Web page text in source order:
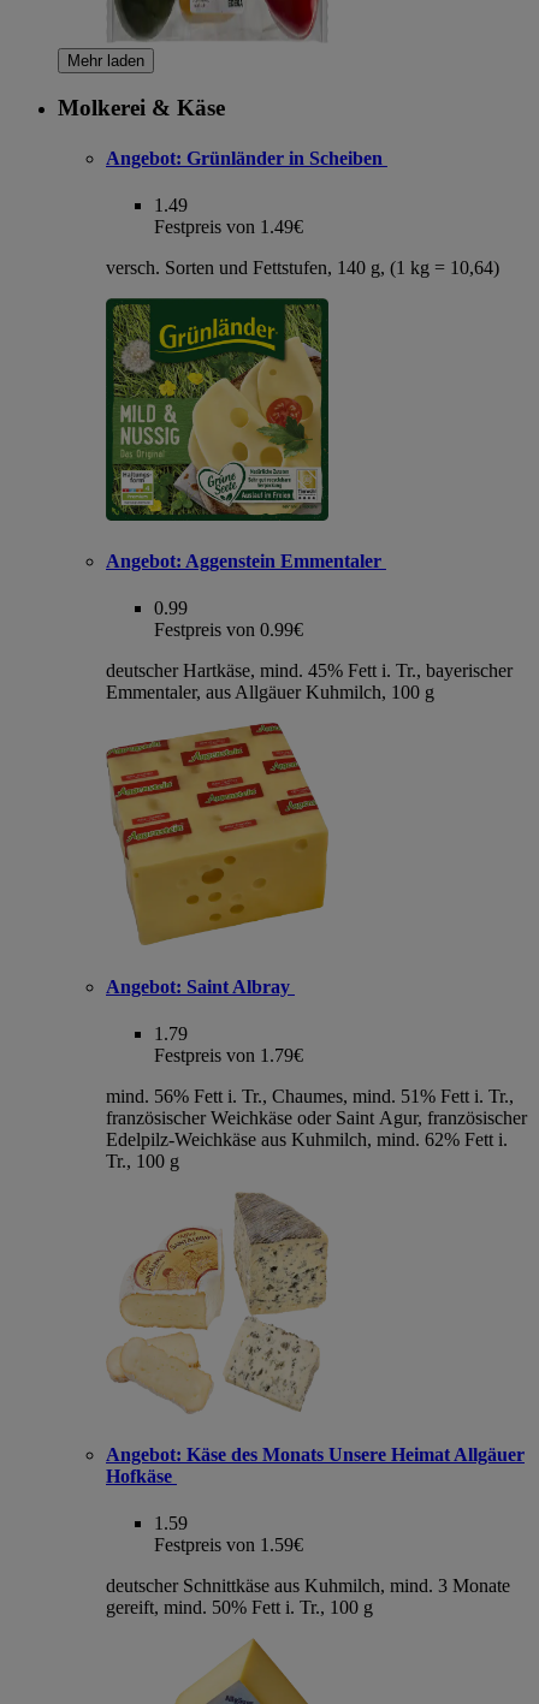
Mehr laden
Molkerei & Käse
Angebot: Grünländer in Scheiben
1.49
Festpreis von 1.49€
versch. Sorten und Fettstufen, 140 g, (1 kg = 10,64)
Angebot: Aggenstein Emmentaler
0.99
Festpreis von 0.99€
deutscher Hartkäse, mind. 45% Fett i. Tr., bayerischer
Emmentaler, aus Allgäuer Kuhmilch, 100 g
Angebot: Saint Albray
1.79
Festpreis von 1.79€
mind. 56% Fett i. Tr., Chaumes, mind. 51% Fett i. Tr.,
französischer Weichkäse oder Saint Agur, französischer
Edelpilz-Weichkäse aus Kuhmilch, mind. 62% Fett i.
Tr., 100 g
Angebot: Käse des Monats Unsere Heimat Allgäuer
Hofkäse
1.59
Festpreis von 1.59€
deutscher Schnittkäse aus Kuhmilch, mind. 3 Monate
gereift, mind. 50% Fett i. Tr., 100 g